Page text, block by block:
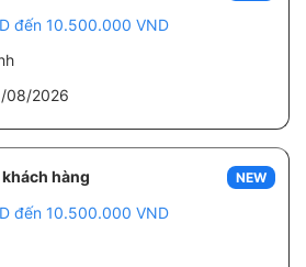
đến 10.500.000 VND
08/2026
NEW
hàng
đến 10.500.000 VND